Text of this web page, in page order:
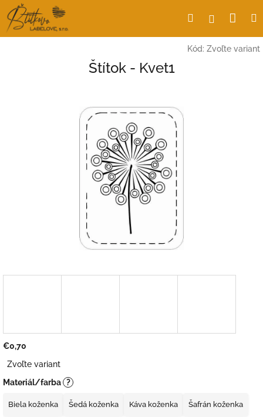
Prejsť
na
obsah
Hľadať
Kód: Zvoľte variant
Štítok - Kvet1
€0,70
cena:
Zvoľte variant
Materiál/farba ?
Biela koženka Šedá koženka Káva koženka Šafrán koženka